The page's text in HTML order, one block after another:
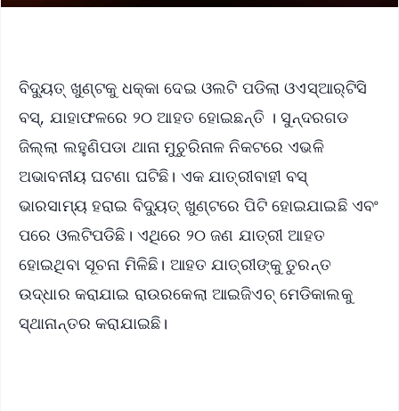
ବିଦ୍ୟୁତ୍ ଖୁଣ୍ଟକୁ ଧକ୍କା ଦେଇ ଓଲଟି ପଡିଲା ଓଏସ୍‌ଆର୍‌ଟିସି
ବସ୍, ଯାହାଫଳରେ ୨୦ ଆହତ ହୋଇଛନ୍ତି । ସୁନ୍ଦରଗଡ
ଜିଲ୍ଲା ଲହୁଣିପଡା ଥାନା ମୁଚୁରିନାଳ ନିକଟରେ ଏଭଳି
ଅଭାବନୀୟ ଘଟଣା ଘଟିଛି। ଏକ ଯାତ୍ରୀବାହୀ ବସ୍
ଭାରସାମ୍ୟ ହରାଇ ବିଦ୍ୟୁତ୍ ଖୁଣ୍ଟରେ ପିଟି ହୋଇଯାଇଛି ଏବଂ
ପରେ ଓଲଟିପଡିଛି। ଏଥିରେ ୨୦ ଜଣ ଯାତ୍ରୀ ଆହତ
ହୋଇଥିବା ସୂଚନା ମିଳିଛି। ଆହତ ଯାତ୍ରୀଙ୍କୁ ତୁରନ୍ତ
ଉଦ୍ଧାର କରାଯାଇ ରାଉରକେଲା ଆଇଜିଏଚ୍‌ ମେଡିକାଲକୁ
ସ୍ଥାନାନ୍ତର କରାଯାଇଛି।